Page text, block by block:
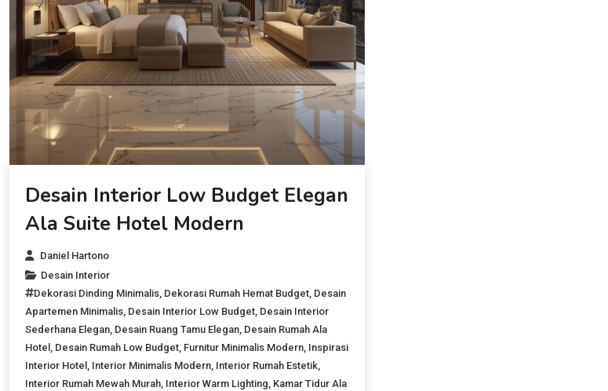
Desain Interior Low Budget Elegan
Ala Suite Hotel Modern
Daniel Hartono
Desain Interior
Dekorasi Dinding Minimalis, Dekorasi Rumah Hemat Budget, Desain
Apartemen Minimalis, Desain Interior Low Budget, Desain Interior
Sederhana Elegan, Desain Ruang Tamu Elegan, Desain Rumah Ala
Hotel , Desain Rumah Low Budget, Furnitur Minimalis Modern, Inspirasi
Interior Hotel , Interior Minimalis Modern, Interior Rumah Estetik,
Interior Rumah Mewah Murah, Interior Warm Lighting, Kamar Tidur Ala